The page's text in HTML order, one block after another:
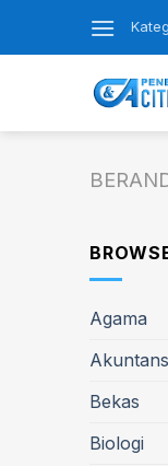
Agama
Bekas
Biologi